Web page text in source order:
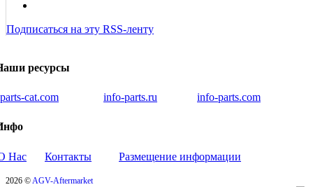
Подписаться на эту RSS-ленту
ресурсы
cat.com info-parts.ru info-parts.com
Нас Контакты Размещение информации
2026 ©AGV-Aftermarket